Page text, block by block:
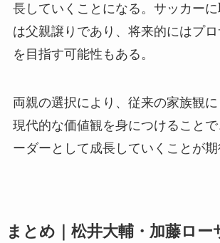
長していくことになる。サッカー
は父親譲りであり、将来的にはプ
を目指す可能性もある。
両親の選択により、従来の家族観
現代的な価値観を身につけることで
ーダーとして成長していくことが期
まとめ｜松井大輔・加藤ロー